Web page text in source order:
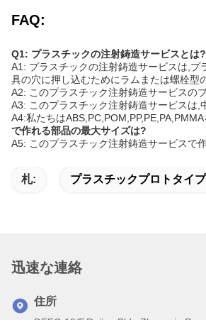
FAQ:
Q1: プラスチックの注射鋳造サービスとは?
A1: プラスチックの注射鋳造サービスは,
具の穴に押し込むためにラムまたは螺栓型
A2: このプラスチック注射鋳造サービスの
A3: このプラスチック注射鋳造サービスは,
A4:私たちは
で作れる部品の最大サイズは?
A5: このプラスチック注射鋳造サービスで
札: プラスチックプロトタイ
迅速な連絡
住所